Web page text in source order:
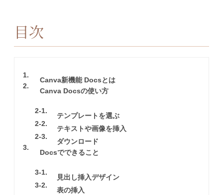
目次
1
Canva新機能 Docsとは
2
Canva Docsの使い方
2-1
テンプレートを選ぶ
2-2
テキストや画像を挿入
2-3
ダウンロード
3
Docsでできること
3-1
見出し挿入デザイン
3-2
表の挿入